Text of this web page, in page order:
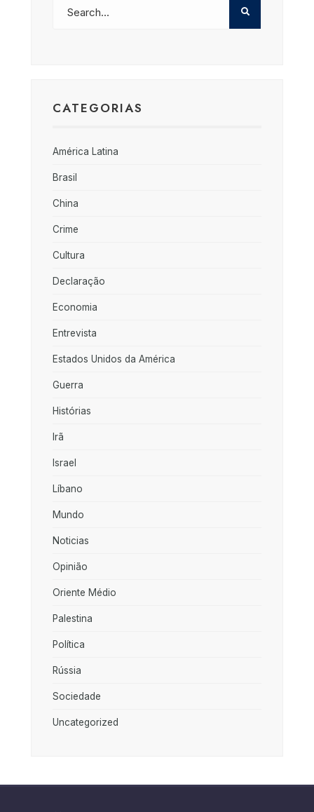
CATEGORIAS
América Latina
Brasil
China
Crime
Cultura
Declaração
Economia
Entrevista
Estados Unidos da América
Guerra
Histórias
Irã
Israel
Líbano
Mundo
Noticias
Opinião
Oriente Médio
Palestina
Política
Rússia
Sociedade
Uncategorized